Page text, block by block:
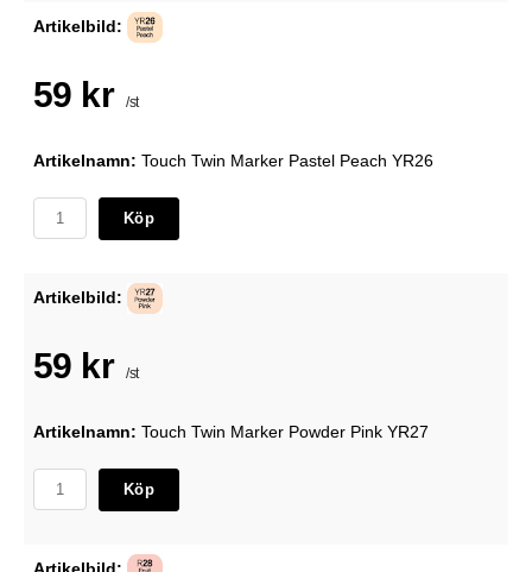
Artikelbild:
59 kr /st
Artikelnamn: Touch Twin Marker Pastel Peach YR26
Köp
Artikelbild:
59 kr /st
Artikelnamn: Touch Twin Marker Powder Pink YR27
Köp
Artikelbild: